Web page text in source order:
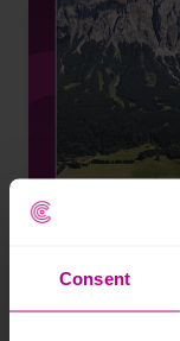
Consent
7/30/2026